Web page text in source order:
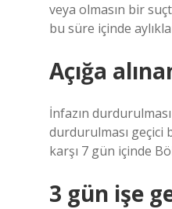
veya olmasın bir
bu süre içinde
Açığa
İnfazın
durdurulması
karşı 7 gün içinde
3 gün işe